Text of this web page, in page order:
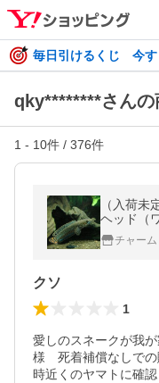
毎日引けるくじ 今す
qky********さんの
1 - 10件 / 376件
（入荷未
ヘッド（
要保温チャー
クソ
1
愛しのスネークが我
様　死着補償なしで
時近くのヤマトに確